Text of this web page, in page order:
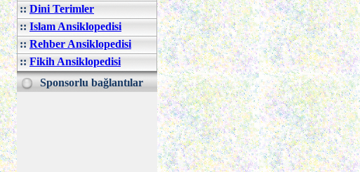
:: Dini Terimler
:: Islam Ansiklopedisi
:: Rehber Ansiklopedisi
:: Fikih Ansiklopedisi
Sponsorlu bağlantılar